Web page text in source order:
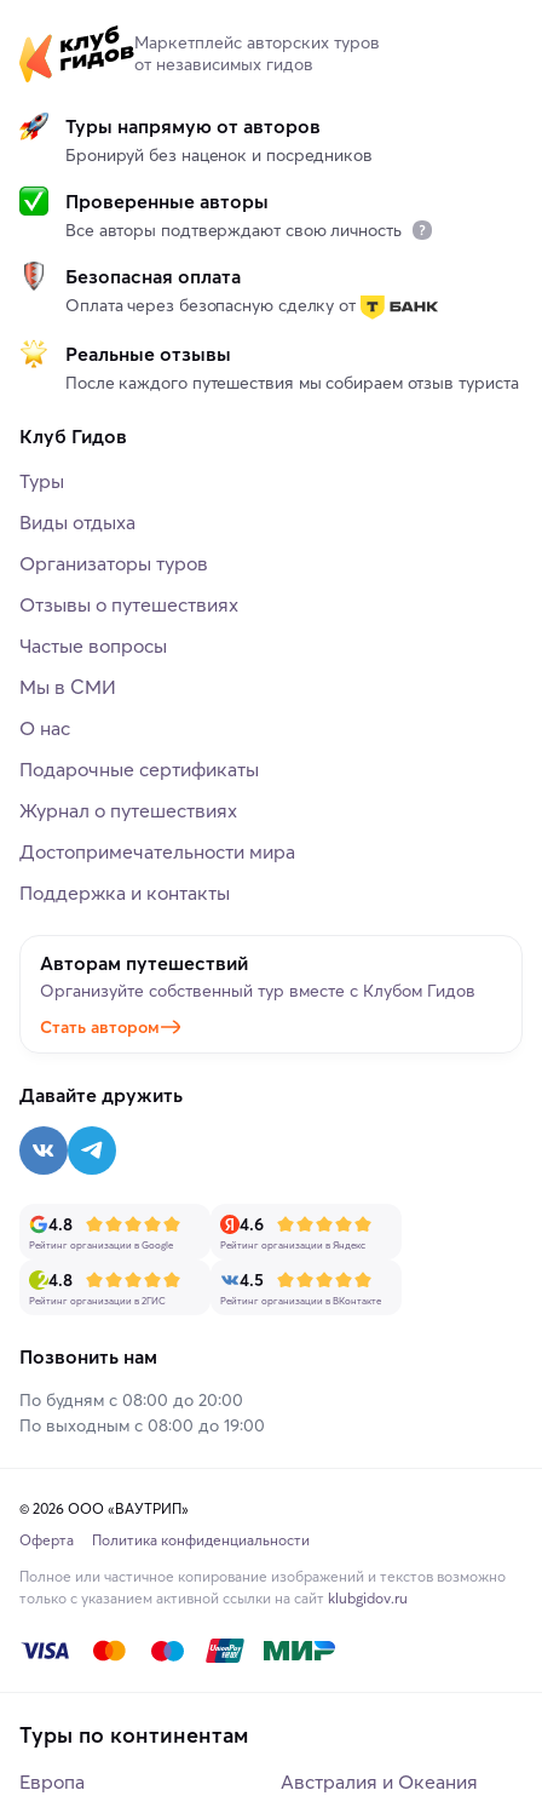
Маркетплейс авторских туров
от независимых гидов
Туры напрямую от авторов
Бронируй без наценок и посредников
Проверенные авторы
Все авторы подтверждают свою личность
Безопасная оплата
Оплата через безопасную сделку от
Реальные отзывы
После каждого путешествия мы собираем отзыв туриста
Клуб Гидов
Туры
Виды отдыха
Организаторы туров
Отзывы о путешествиях
Частые вопросы
Мы в СМИ
О нас
Подарочные сертификаты
Журнал о путешествиях
Достопримечательности мира
Поддержка и контакты
Авторам путешествий
Организуйте собственный тур вместе с Клубом Гидов
Стать автором
Давайте дружить
4.8
Рейтинг организации в Google
4.6
Рейтинг организации в Яндекс
4.8
Рейтинг организации в 2ГИС
4.5
Рейтинг организации в ВКонтакте
Позвонить нам
По будням с 08:00 до 20:00
По выходным с 08:00 до 19:00
© 2026 ООО «ВАУТРИП»
Оферта
Политика конфиденциальности
Полное или частичное копирование изображений и текстов возможно
только с указанием активной ссылки на сайт klubgidov.ru
Туры по континентам
Европа
Австралия и Океания